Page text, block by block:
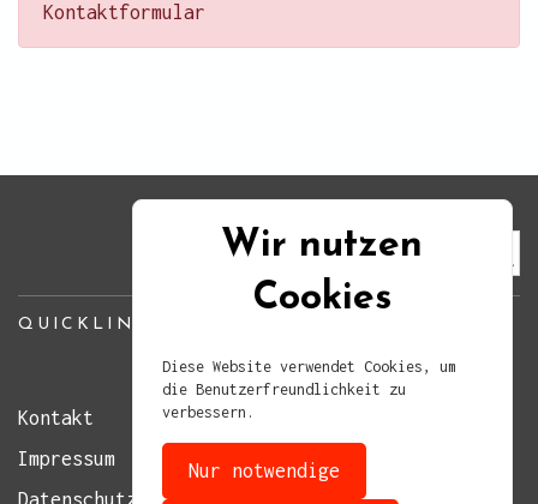
Kontaktformular
QUICKLINKS
Kontakt
Impressum
Datenschutz
Wir nutzen
Cookies
Diese Website verwendet Cookies, um
die Benutzerfreundlichkeit zu
verbessern.
Nur notwendige